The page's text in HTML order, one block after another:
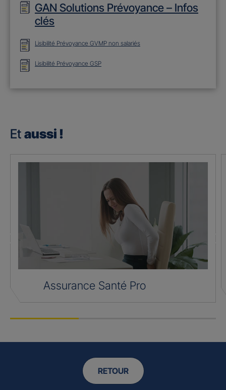
GAN Solutions Prévoyance – Infos
clés
Lisibilité Prévoyance GVMP non salariés
Lisibilité Prévoyance GSP
Et aussi !
Assurance Santé Pro
RETOUR